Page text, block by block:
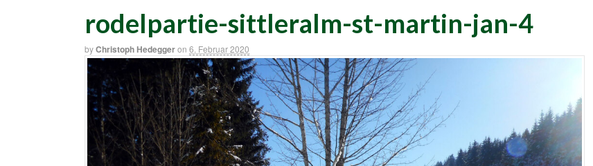
rodelpartie-sittleralm-st-martin-jan-4
byChristoph Hedeggeron 6. Februar 2020